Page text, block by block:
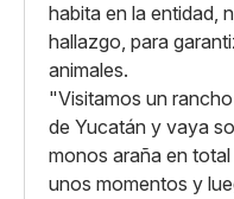
habita en la entidad,
hallazgo, para
animales.
"Visitamos un
de Yucatán y vaya
monos araña en
unos momentos y